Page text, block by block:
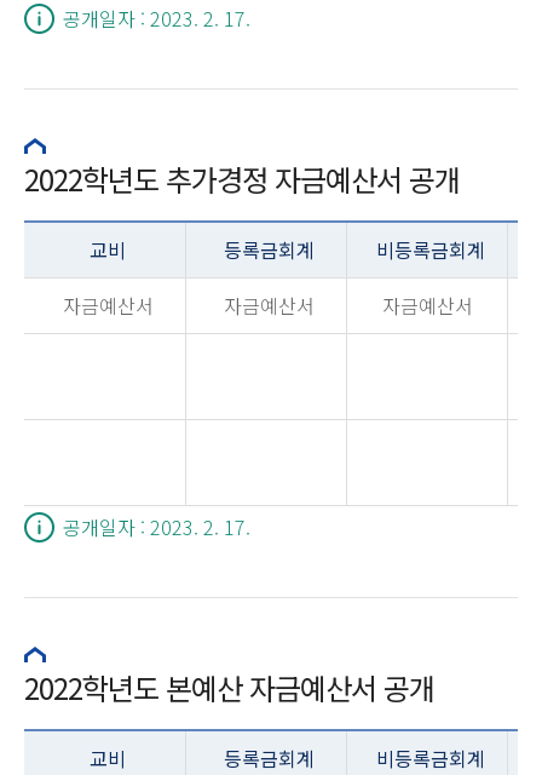
공개일자 : 2023. 2. 17.
2022학년도 추가경정 자금예산서 공개
교비 등록금회계
비등록금회계
자금예산서
자금예산서 자금예산서
공개일자 : 2023. 2. 17.
2022학년도 본예산 자금예산서 공개
교비 등록금회계
비등록금회계